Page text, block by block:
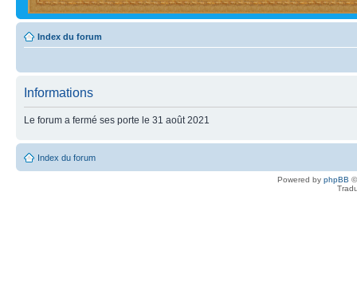
Index du forum
Informations
Le forum a fermé ses porte le 31 août 2021
Index du forum
Powered by phpBB